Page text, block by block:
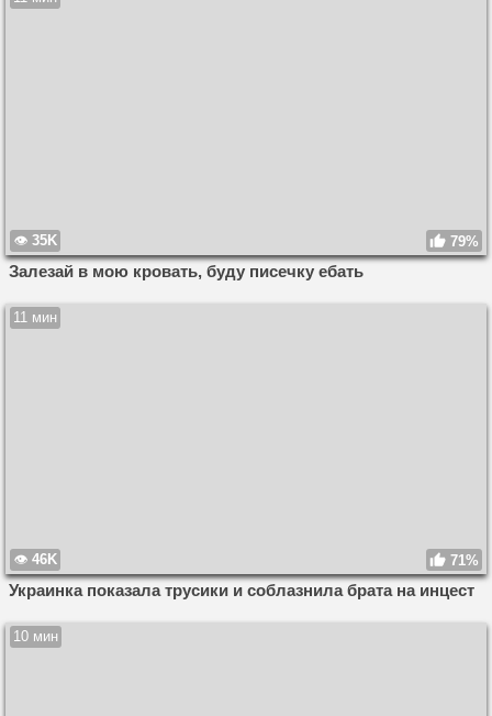
35K 79%
Залезай в мою кровать, буду писечку ебать
11 мин
46K 71%
Украинка показала трусики и соблазнила брата на инцест
10 мин